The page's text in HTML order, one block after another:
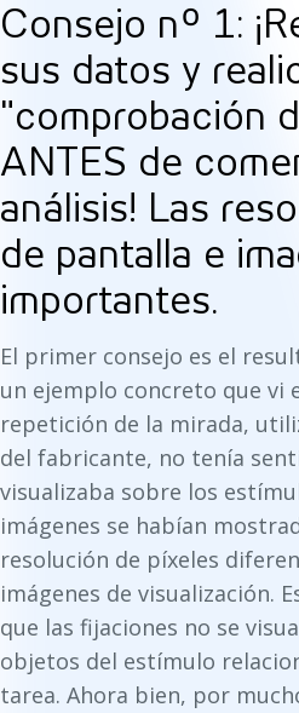
Consejo nº 1:
sus datos y
"comprobación
ANTES de
análisis! Las
de pantalla e
importantes.
El primer consejo es el
un ejemplo concreto que vi
repetición de la mirada,
del fabricante, no tenía
visualizaba sobre los
imágenes se habían
resolución de píxeles
imágenes de visualización.
que las fijaciones no se
objetos del estímulo
tarea. Ahora bien, por